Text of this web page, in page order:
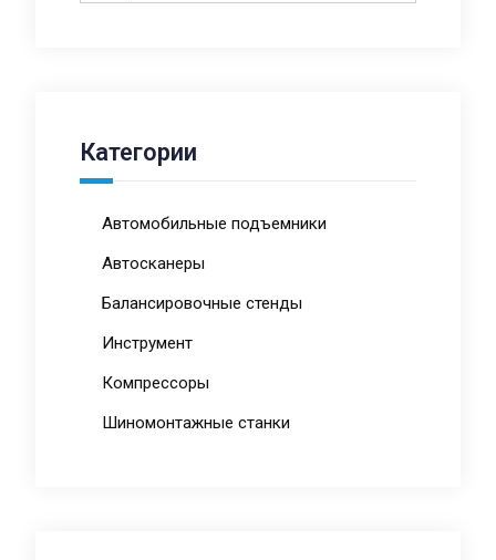
Категории
Автомобильные подъемники
Автосканеры
Балансировочные стенды
Инструмент
Компрессоры
Шиномонтажные станки